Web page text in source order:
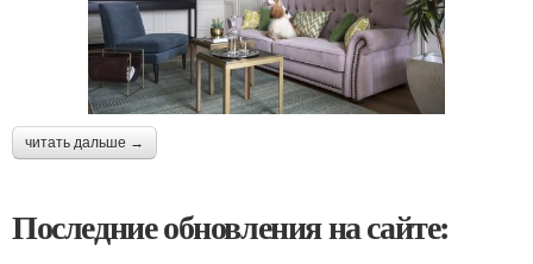
читать дальше →
Последние обновления на сайте: